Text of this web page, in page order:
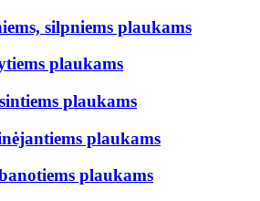
silpniems plaukams
plaukams
plaukams
plaukams
plaukams